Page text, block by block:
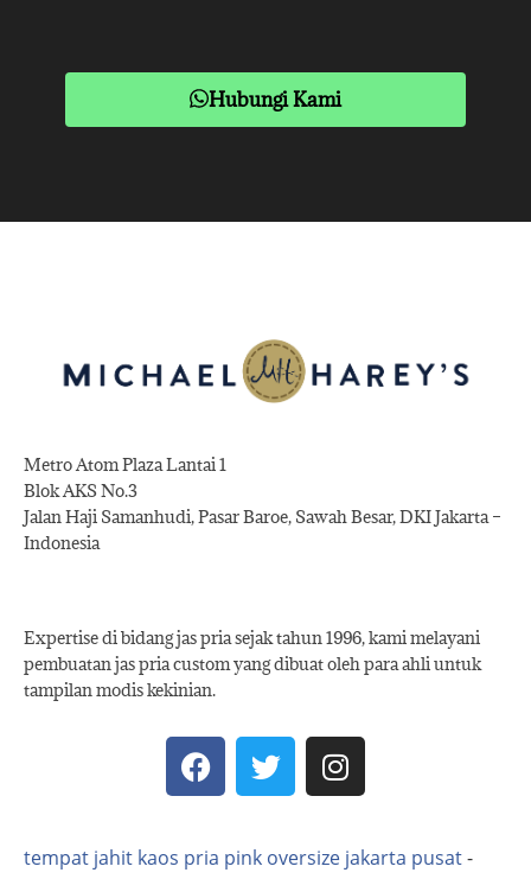
Hubungi Kami
Metro Atom Plaza Lantai 1
Blok AKS No.3
Jalan Haji Samanhudi, Pasar Baroe, Sawah Besar, DKI Jakarta –
Indonesia
Expertise di bidang jas pria sejak tahun 1996, kami melayani
pembuatan jas pria custom yang dibuat oleh para ahli untuk
tampilan modis kekinian.
tempat jahit kaos pria pink oversize jakarta pusat-